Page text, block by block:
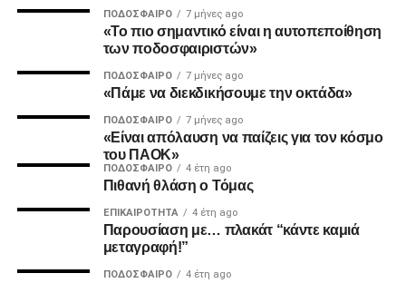
Ο Καμαρά έκρινε ακόμη ένα ματς του ΠΑΟΚ τη φετινή
σεζόν με κεφαλιά, μετά τα σημαντικά γκολ του κόντρα σε
Ατρόμητο και Λεβαδειακό.
Ο Τσακαλίδης δεν ήρθε αντιμέτωπος με κάποια δύσκολη
φάση. Καταλόγισε στο 21’ χωρίς δεύτερη σκέψη το
πέναλτι υπέρ του Παναιτωλικού για μαρκάρισμα του
Μιχαηλίδη και έβγαλε συνολικά από το τσεπάκι του επτά
ΠΟΔΌΣΦΑΙΡΟ 7 μήνες ago
«Το πιο σημαντικό είναι η αυτοπεποίθηση
των ποδοσφαιριστών»
ΠΟΔΌΣΦΑΙΡΟ 7 μήνες ago
«Πάμε να διεκδικήσουμε την οκτάδα»
ΠΟΔΌΣΦΑΙΡΟ 7 μήνες ago
«Είναι απόλαυση να παίζεις για τον κόσμο
του ΠΑΟΚ»
ΠΟΔΌΣΦΑΙΡΟ 4 έτη ago
Πιθανή θλάση ο Τόμας
ΕΠΙΚΑΙΡΌΤΗΤΑ 4 έτη ago
Παρουσίαση με… πλακάτ “κάντε καμιά
μεταγραφή!”
ΠΟΔΌΣΦΑΙΡΟ 4 έτη ago